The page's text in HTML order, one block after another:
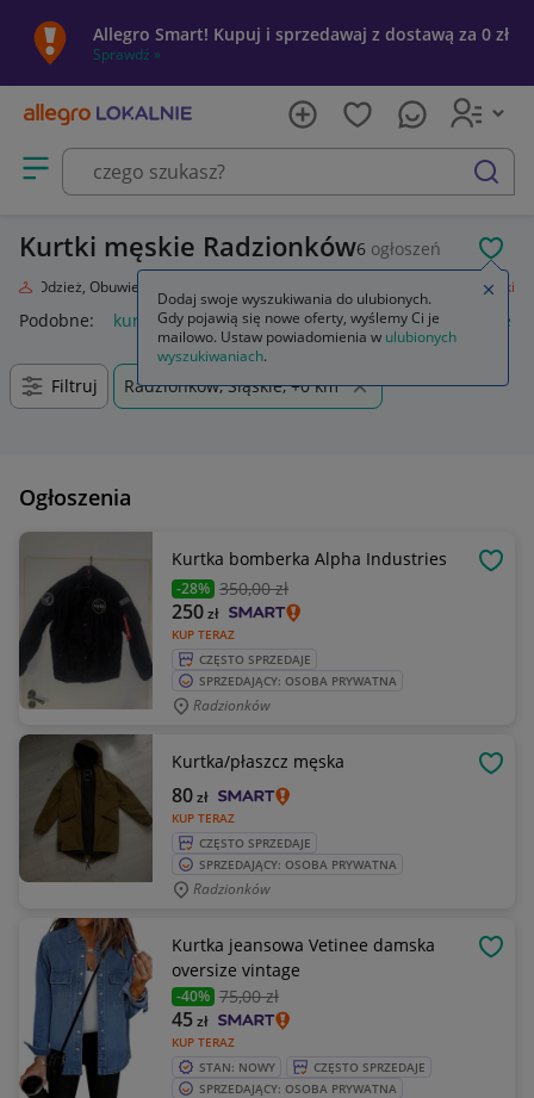
Allegro Smart! Kupuj i sprzedawaj z dostawą za 0 zł
Sprawdź »
Otwórz menu z kategoriami
szukaj
Kurtki męskie Radzionków6 ogłoszeń
Odzież, Obuwie, Dodatki Kurtki
Podobne: kurtka kurtka płaszcz kurtki dżinsowe damskie
Filtruj Radzionków, Śląskie, +0 km
Ogłoszenia
Kurtka bomberka Alpha Industries
-28% 350,00 zł
KUP TERAZ
250zł
CZĘSTO SPRZEDAJE
SPRZEDAJĄCY: OSOBA PRYWATNA
Radzionków
Kurtka/płaszcz męska
KUP TERAZ
80zł
CZĘSTO SPRZEDAJE
SPRZEDAJĄCY: OSOBA PRYWATNA
Radzionków
Kurtka jeansowa Vetinee damska
oversize vintage
-40% 75,00 zł
KUP TERAZ
45zł
STAN: NOWY
CZĘSTO SPRZEDAJE
SPRZEDAJĄCY: OSOBA PRYWATNA
Dodaj swoje wyszukiwania do ulubionych.
Gdy pojawią się nowe oferty, wyślemy Ci je
mailowo. Ustaw powiadomienia w ulubionych
wyszukiwaniach.